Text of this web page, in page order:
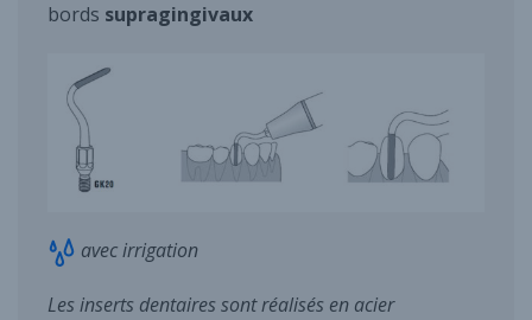
bords supragingivaux
avec irrigation
Les inserts dentaires sont réalisés en acier